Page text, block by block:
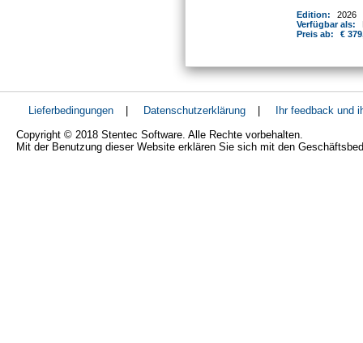
Edition:
2026
Verfügbar als:
Preis ab:
€
Lieferbedingungen Datenschutzerklärung
Ihr feedback und
Copyright © 2018 Stentec Software. Alle Rechte vorbehalten.
Mit der Benutzung dieser Website erklären Sie sich mit den